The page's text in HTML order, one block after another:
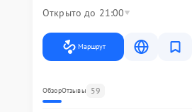
Открыто до 21:00
Маршрут
ОбзорОтзывы 59